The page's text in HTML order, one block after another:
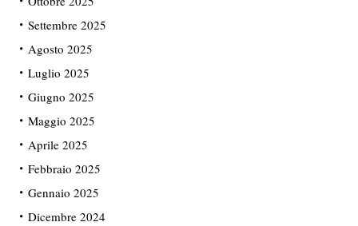
Settembre 2025
Agosto 2025
Luglio 2025
Giugno 2025
Maggio 2025
Aprile 2025
Febbraio 2025
Gennaio 2025
Dicembre 2024